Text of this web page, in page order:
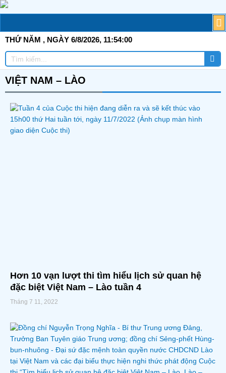
Skip
to
THỨ NĂM , NGÀY 6/8/2026, 11:54:00
Tìm
kiếm
VIỆT NAM – LÀO
Hơn 10 vạn lượt thi tìm hiểu lịch sử quan hệ
đặc biệt Việt Nam – Lào tuần 4
Tháng 7 11, 2022